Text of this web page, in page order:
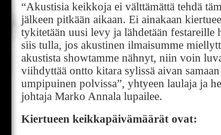
“Akustisia keikkoja ei välttämättä tehdä
jälkeen pitkään aikaan. Ei ainakaan
tykitetään uusi levy ja lähdetään festareille
siis tulla, jos akustinen ilmaisumme
akustista showtamme nähnyt, niin voin
viihdyttää ontto kitara sylissä aivan
umpipuinen polvissa”, yhtyeen laulaja ja
johtaja Marko Annala lupailee.
Kiertueen keikkapäivämäärät ovat: